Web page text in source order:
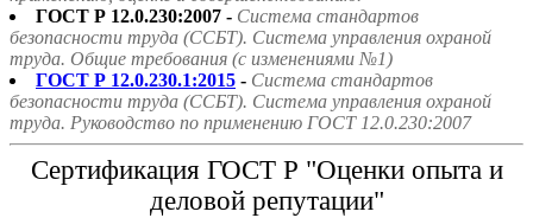
ГОСТ Р 12.0.230:2007 - Система стандартов
безопасности труда (ССБТ). Система управления охраной
труда. Общие требования (с изменениями №1)
ГОСТ Р 12.0.230.1:2015 - Система стандартов
безопасности труда (ССБТ). Система управления охраной
труда. Руководство по применению ГОСТ 12.0.230:2007
Сертификация ГОСТ Р "Оценки опыта и
деловой репутации"